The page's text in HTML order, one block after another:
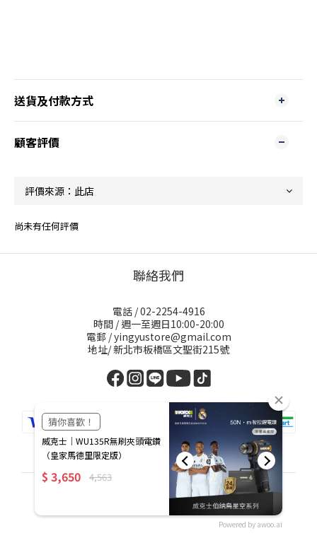
送貨及付款方式
顧客評價
尚未有任何評價
聯絡我們
電話 / 02-2254-4916
時間 / 週一至週日10:00-20:00
電郵 / yingyustore@gmail.com
地址/ 新北市板橋區文聖街215號
繁體中文
Powered by awoo.ai